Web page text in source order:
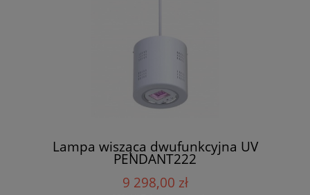
Lampa wisząca dwufunkcyjna UV
PENDANT222
9 298,00 zł